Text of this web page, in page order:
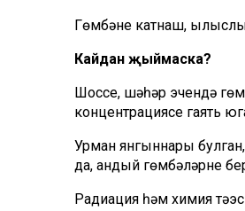
Гөмбәне катнаш,
Кайдан җыймаска?
Шоссе, шәһәр эчендә
концентрациясе гаять
Урман янгыннары
да, андый гөмбәләрне
Радиация һәм химия